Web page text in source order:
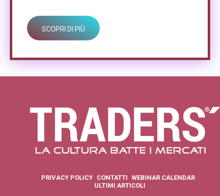
SCOPRI DI PIÙ
PRIVACY POLICY CONTATTI WEBINAR CALENDAR
ULTIMI ARTICOLI